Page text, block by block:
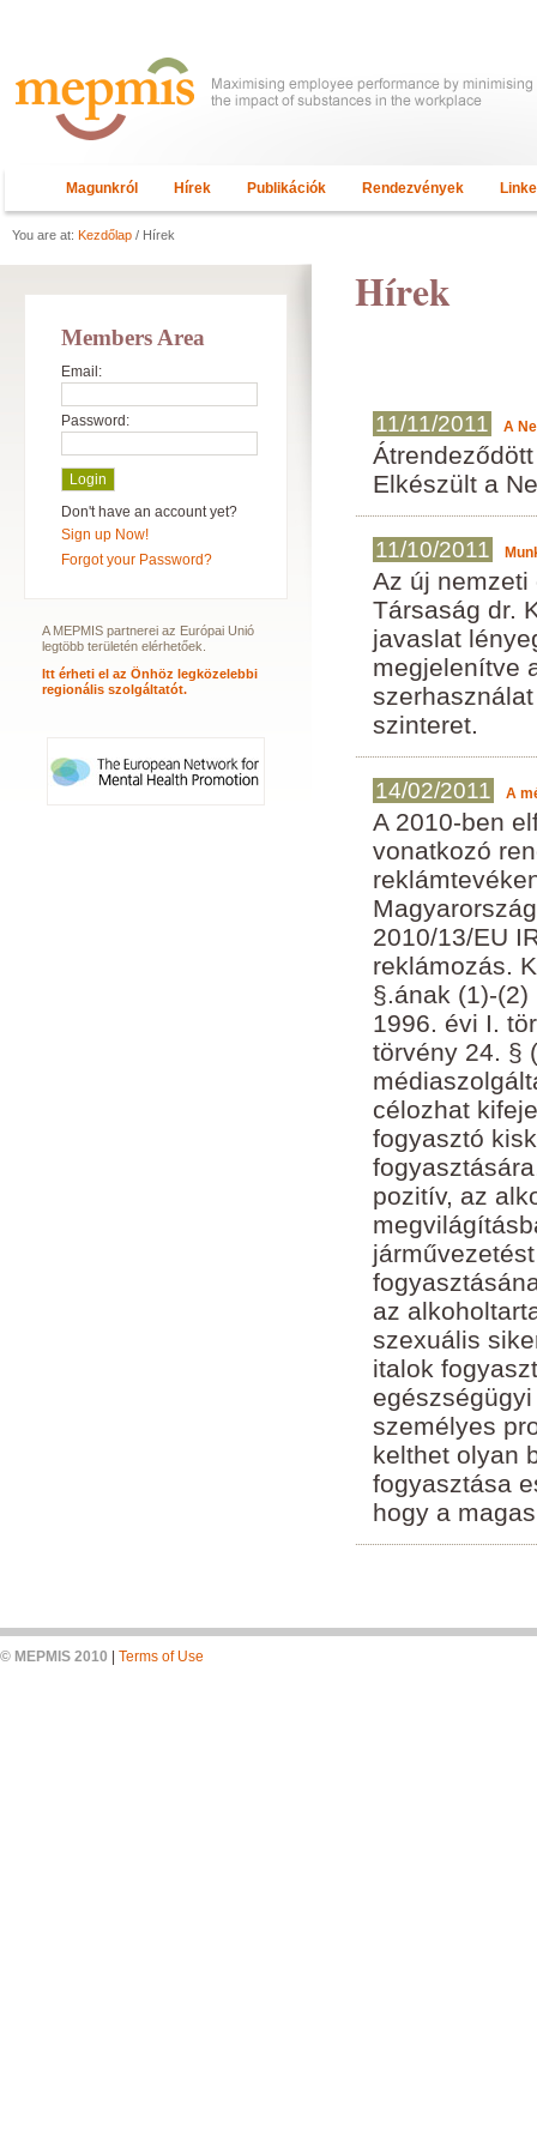
Magunkról Hírek Publikációk Rendezvények
You are at: Kezdőlap / Hírek
Hírek
11/11/2011 A
Elkészült a
11/10/2011
Az új nemzeti
Társaság dr.
javaslat
megjelenítve
szinteret.
14/02/2011 A
A 2010-ben
vonatkozó
2010/13/EU
reklámozás.
§.ának (1)-
1996. évi I.
törvény 24. §
célozhat
fogyasztó
pozitív, az
az
szexuális
italok
személyes
kelthet olyan
fogyasztása
hogy a
Members Area
Email:
Password:
Don't have an account yet?
Sign up Now!
Forgot your Password?
A MEPMIS partnerei az Európai Unió
legtöbb területén elérhetőek.
Itt érheti el az Önhöz legközelebbi
regionális szolgáltatót.
© MEPMIS 2010 Terms of Use